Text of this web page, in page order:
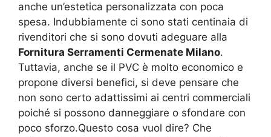
anche un’estetica personalizzata con poca
spesa. Indubbiamente ci sono stati centinaia di
rivenditori che si sono dovuti adeguare alla
Fornitura Serramenti Cermenate Milano.
Tuttavia, anche se il PVC è molto economico e
propone diversi benefici, si deve pensare che
non sono certo adattissimi ai centri commerciali
poiché si possono danneggiare o sfondare con
poco sforzo.Questo cosa vuol dire? Che